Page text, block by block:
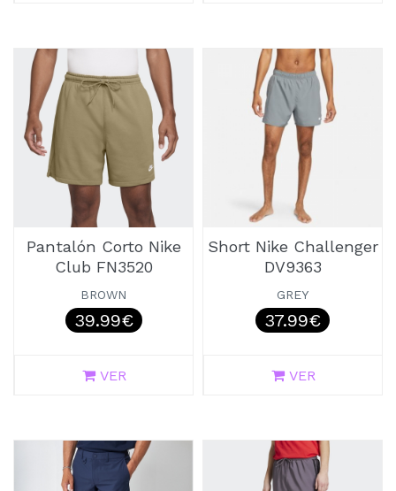
Pantalón Corto Nike
Club FN3520
BROWN
39.99€
VER
Short Nike Challenger
DV9363
GREY
37.99€
VER